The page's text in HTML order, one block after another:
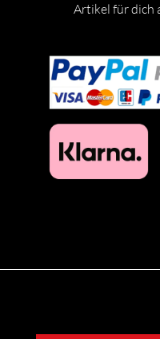
Artikel für dich